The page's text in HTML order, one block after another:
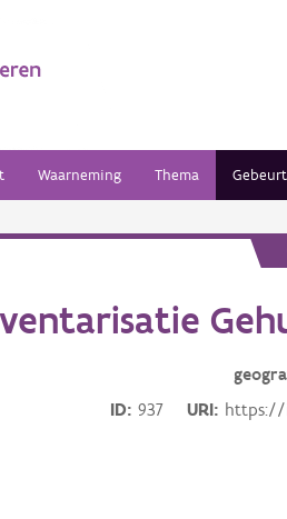
Waarneming Thema
ID
937 URI https://